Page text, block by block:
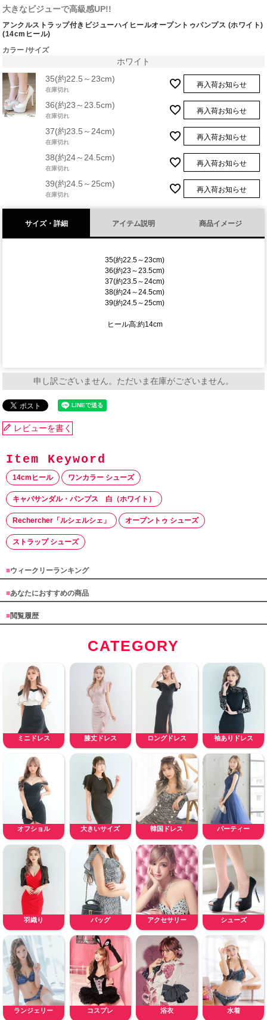
大きなビジューで高級感UP!!
アンクルストラップ付きビジューハイヒールオープントゥパンプス (ホワイト)
(14cmヒール)
カラー サイズ
ホワイト
35(約22.5～23cm)
在庫切れ
再入荷お知らせ
36(約23～23.5cm)
在庫切れ
再入荷お知らせ
37(約23.5～24cm)
在庫切れ
再入荷お知らせ
38(約24～24.5cm)
在庫切れ
再入荷お知らせ
39(約24.5～25cm)
在庫切れ
再入荷お知らせ
サイズ・詳細 アイテム説明 商品イメージ
35(約22.5～23cm)
36(約23～23.5cm)
37(約23.5～24cm)
38(約24～24.5cm)
39(約24.5～25cm)
ヒール高:約14cm
申し訳ございません。ただいま在庫がございません。
レビューを書く
14cmヒール ワンカラー シューズ
キャバサンダル・パンプス 白（ホワイト）
Rechercher「ルシェルシェ」 オープントゥ シューズ
ストラップ シューズ
■ウィークリーランキング
■あなたにおすすめの商品
■閲覧履歴
CATEGORY
ミニドレス 膝丈ドレス ロングドレス 袖ありドレス
オフショル 大きいサイズ 韓国ドレス パーティー
羽織り バッグ アクセサリー シューズ
ランジェリー コスプレ 浴衣 水着